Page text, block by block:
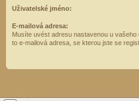
Uživatelské jméno:
E-mailová adresa:
Musíte uvést adresu nastavenou u vašeho
to e-mailová adresa, se kterou jste se